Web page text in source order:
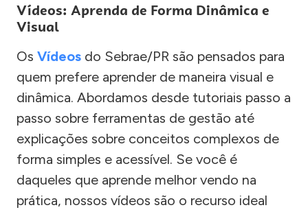
Vídeos: Aprenda de Forma Dinâmica e
Visual
Os Vídeos do Sebrae/PR são pensados para
quem prefere aprender de maneira visual e
dinâmica. Abordamos desde tutoriais passo a
passo sobre ferramentas de gestão até
explicações sobre conceitos complexos de
forma simples e acessível. Se você é
daqueles que aprende melhor vendo na
prática, nossos vídeos são o recurso ideal